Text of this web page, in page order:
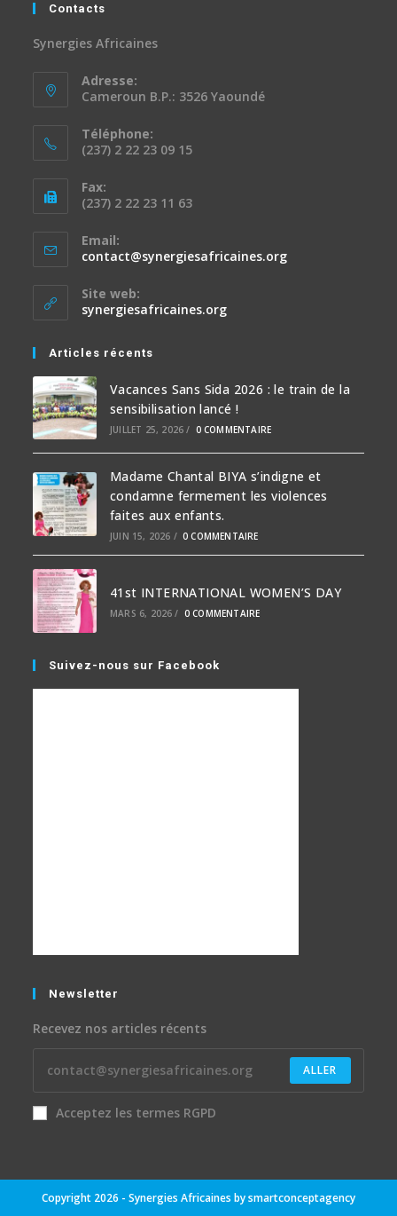
Contacts
Synergies Africaines
Adresse:
Cameroun B.P.: 3526 Yaoundé
Téléphone:
(237) 2 22 23 09 15
Fax:
(237) 2 22 23 11 63
Email:
contact@synergiesafricaines.org
Site web:
synergiesafricaines.org
Articles récents
Vacances Sans Sida 2026 : le train de la
sensibilisation lancé !
JUILLET 25, 2026 / 0 COMMENTAIRE
Madame Chantal BIYA s’indigne et
condamne fermement les violences
faites aux enfants.
JUIN 15, 2026 / 0 COMMENTAIRE
41st INTERNATIONAL WOMEN’S DAY
MARS 6, 2026 / 0 COMMENTAIRE
Suivez-nous sur Facebook
Newsletter
Recevez nos articles récents
ALLER
Acceptez les termes RGPD
Copyright 2026 - Synergies Africaines bysmartconceptagency